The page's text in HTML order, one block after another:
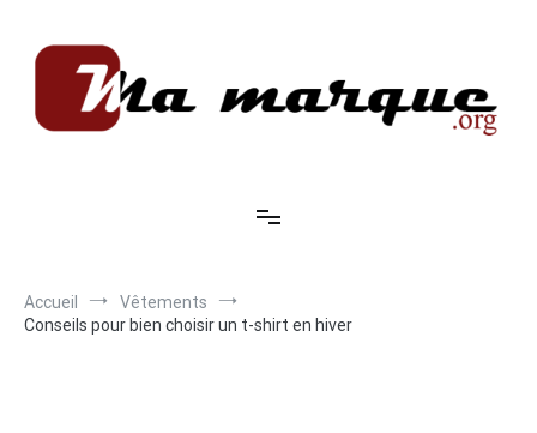
contenu
Accueil
Vêtements
Conseils pour bien choisir un t-shirt en hiver